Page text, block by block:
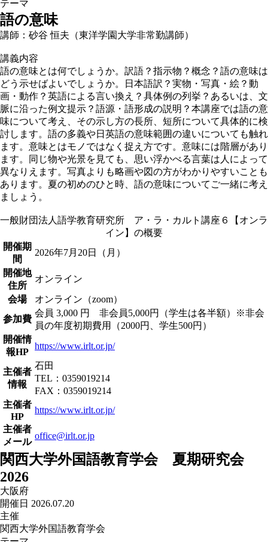
テーマ
語の意味
講師：砂谷 恒夫（東洋学園大学非常勤講師）
講義内容
語の意味とは何でしょうか。訳語？指示物？概念？語の意味は
どう示せばよいでしょうか。日本語訳？実物・写真・絵？動
画・動作？英語による言い換え？具体例の列挙？あるいは、文
脈に沿った例文提示？語源・語形成の説明？本講座では語の意
味について考え、その示し方の長所、短所について具体的に検
討します。語の多義や日英語の意味範囲の違いについても触れ
ます。意味とはモノではなく捉え方です。意味には階層があり
ます。同じ物や光景を見ても、思い浮かべる言葉は人によって
異なりえます。写真よりも略画や図の方がわかりやすいことも
あります。夏の初めのひと時、語の意味についてご一緒に考え
ましょう。
一般財団法人語学教育研究所 ア・ラ・カルト講座６【オンラ
イン】の概要
開催期
間
2026年7月20日（月）
開催地
住所
オンライン
会場
オンライン（zoom）
参加費
会員 3,000 円 非会員5,000円（学生は各半額）※非会
員の年度初期費用（2000円、学生500円）
開催情
報HP
https://www.irlt.or.jp/
主催者
情報
石田
TEL：0359019214
FAX：0359019214
主催者
HP
https://www.irlt.or.jp/
主催者
メール
office@irlt.or.jp
関西大学外国語教育学会 夏期研究会
2026
大阪府
開催日 2026.07.20
主催
関西大学外国語教育学会